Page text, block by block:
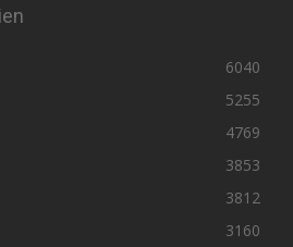
6040
5255
4769
3853
3812
3160